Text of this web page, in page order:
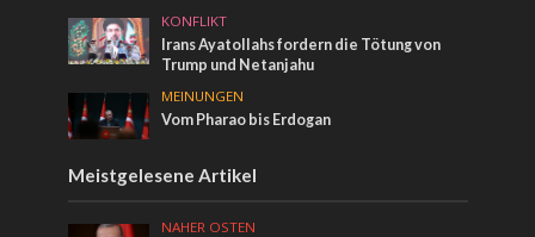
KONFLIKT
Irans Ayatollahs fordern die Tötung von
Trump und Netanjahu
MEINUNGEN
Vom Pharao bis Erdogan
Meistgelesene Artikel
NAHER OSTEN